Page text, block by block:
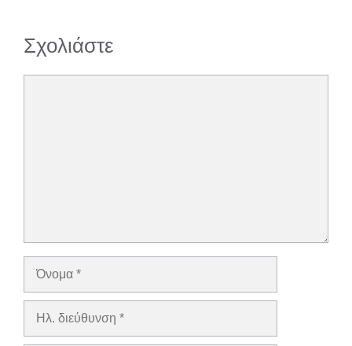
Σχολιάστε
Όνομα
Ηλ.